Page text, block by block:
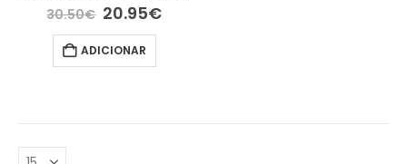
30.50€ O
preço
original
era:
20.95€O
ADICIONAR